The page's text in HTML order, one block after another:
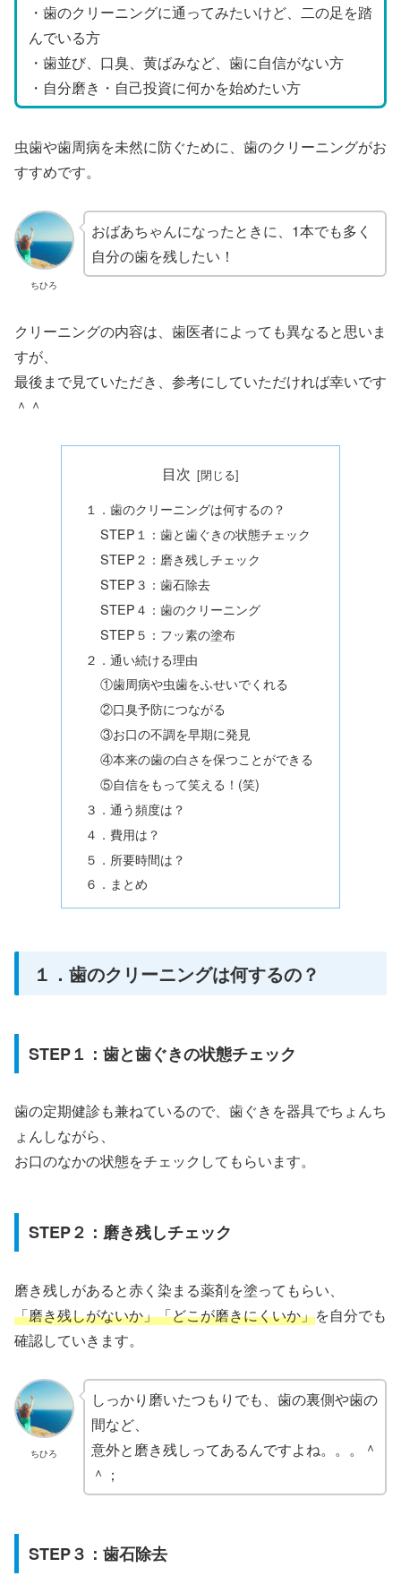
・歯のクリーニングに通ってみたいけど、二の足を踏
んでいる方
・歯並び、口臭、黄ばみなど、歯に自信がない方
・自分磨き・自己投資に何かを始めたい方
虫歯や歯周病を未然に防ぐために、歯のクリーニングがお
すすめです。
ちひろ
おばあちゃんになったときに、1本でも多く
自分の歯を残したい！
クリーニングの内容は、歯医者によっても異なると思いま
すが、
最後まで見ていただき、参考にしていただければ幸いです
＾＾
目次
１．歯のクリーニングは何するの？
STEP１：歯と歯ぐきの状態チェック
STEP２：磨き残しチェック
STEP３：歯石除去
STEP４：歯のクリーニング
STEP５：フッ素の塗布
２．通い続ける理由
①歯周病や虫歯をふせいでくれる
②口臭予防につながる
③お口の不調を早期に発見
④本来の歯の白さを保つことができる
⑤自信をもって笑える！(笑)
３．通う頻度は？
４．費用は？
５．所要時間は？
６．まとめ
１．歯のクリーニングは何するの？
STEP１：歯と歯ぐきの状態チェック
歯の定期健診も兼ねているので、歯ぐきを器具でちょんち
ょんしながら、
お口のなかの状態をチェックしてもらいます。
STEP２：磨き残しチェック
磨き残しがあると赤く染まる薬剤を塗ってもらい、
「磨き残しがないか」「どこが磨きにくいか」を自分でも
確認していきます。
ちひろ
しっかり磨いたつもりでも、歯の裏側や歯の
間など、
意外と磨き残しってあるんですよね。。。＾
＾；
STEP３：歯石除去